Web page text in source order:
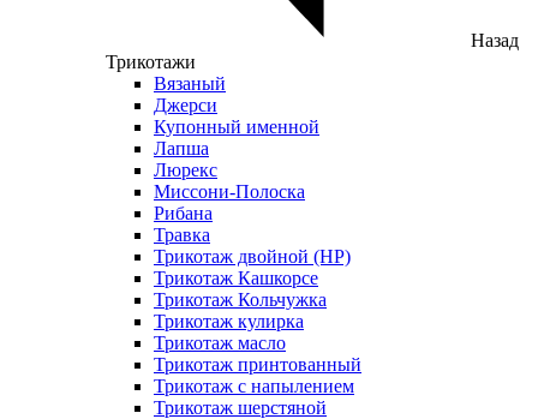
Назад
Трикотажи
Вязаный
Джерси
Купонный именной
Лапша
Люрекс
Миссони-Полоска
Рибана
Травка
Трикотаж двойной (НР)
Трикотаж Кашкорсе
Трикотаж Кольчужка
Трикотаж кулирка
Трикотаж масло
Трикотаж принтованный
Трикотаж с напылением
Трикотаж шерстяной